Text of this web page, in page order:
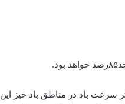
خواهد بود.حداکثر سرعت باد در مناطق باد خیز این